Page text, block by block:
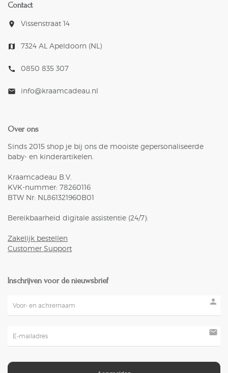
Contact
room Vissenstraat 14
map 7324 AL Apeldoorn (NL)
call 0850 835 307
mail info@kraamcadeau.nl
Over ons
Sinds 2015 shop je bij ons de mooiste gepersonaliseerde
baby- en kinderartikelen.
Kraamcadeau B.V.
KVK-nummer: 78260116
BTW Nr: NL861321960B01
Bereikbaarheid digitale assistentie (24/7):
Zakelijk bestellen
Customer Support
Inschrijven voor de nieuwsbrief
person
mail